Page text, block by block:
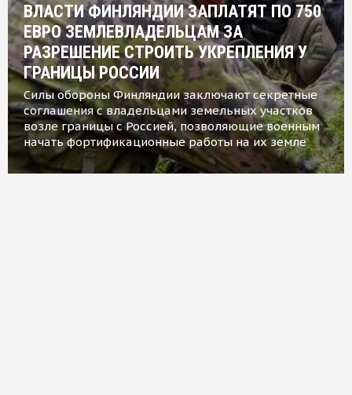
ВЛАСТИ ФИНЛЯНДИИ ЗАПЛАТЯТ ПО 750
ЕВРО ЗЕМЛЕВЛАДЕЛЬЦАМ ЗА
РАЗРЕШЕНИЕ СТРОИТЬ УКРЕПЛЕНИЯ У
ГРАНИЦЫ РОССИИ
Силы обороны Финляндии заключают секретные
соглашения с владельцами земельных участков
возле границы с Россией, позволяющие военным
начать фортификационные работы на их земле